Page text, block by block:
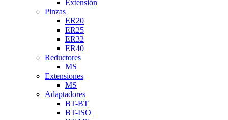
Extensión
Pinzas
ER20
ER25
ER32
ER40
Reductores
MS
Extensiones
MS
Adaptadores
BT-BT
BT-ISO